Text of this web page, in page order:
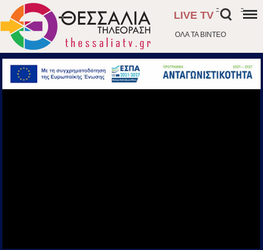
ΟΛΑ ΤΑ ΒΙΝΤΕΟ
LIVE TV
- -